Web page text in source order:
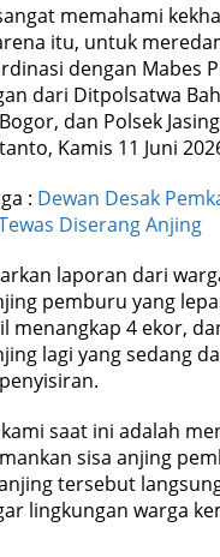
memahami
itu, untuk
dengan Mabes
dari Ditpolsatwa
dan Polsek
Kamis 11 Juni
: Dewan Desak
Diserang Anjing
laporan dari
pemburu yang
menangkap 4 ekor,
lagi yang sedang
kami saat ini adalah
sisa anjing
tersebut
lingkungan warga